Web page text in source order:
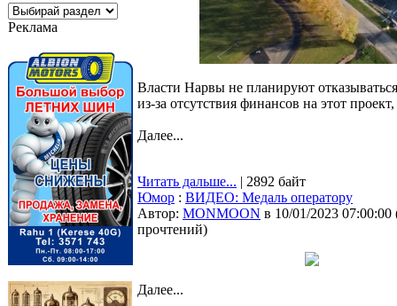
Реклама
Власти Нарвы не планируют
из-за отсутствия финансов на этот
Далее...
Читать дальше... | 2892 байт
Юмор : ВИДЕО: Медаль оператору
Автор: MONMOON в 10/01/2023 07:00:00
прочтений)
Далее...